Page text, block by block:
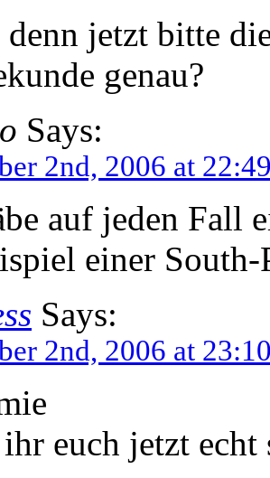
denn jetzt bitte
genau?
Says:
2nd, 2006 at
auf jeden Fall
einer
Says:
2nd, 2006 at
euch jetzt